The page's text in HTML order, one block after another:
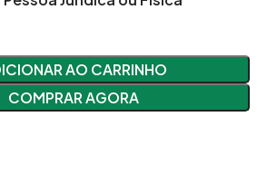
AO CARRINHO
COMPRAR AGORA